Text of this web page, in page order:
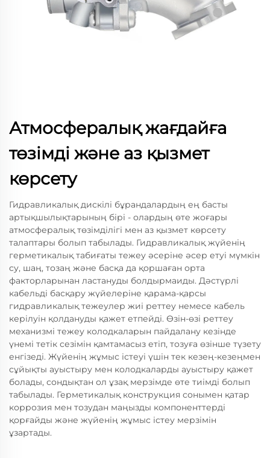
Атмосфералық жағдайға
төзімді және аз қызмет
көрсету
Гидравликалық дискілі бұрандалардың ең басты
артықшылықтарының бірі - олардың өте жоғары
атмосфералық төзімділігі мен аз қызмет көрсету
талаптары болып табылады. Гидравликалық жүйенің
герметикалық табиғаты тежеу әсеріне әсер етуі мүмкін
су, шаң, тозаң және басқа да қоршаған орта
факторларынан ластануды болдырмаиды. Дәстүрлі
кабельді басқару жүйелеріне қарама-қарсы
гидравликалық тежеулер жиі реттеу немесе кабель
керілуін қолдануды қажет етпейді. Өзін-өзі реттеу
механизмі тежеу колодкаларын пайдалану кезінде
үнемі тетік сезімін қамтамасыз етіп, тозуға өзінше түзету
енгізеді. Жүйенің жұмыс істеуі үшін тек кезең-кезеңмен
сұйықты ауыстыру мен колодкаларды ауыстыру қажет
болады, сондықтан ол ұзақ мерзімде өте тиімді болып
табылады. Герметикалық конструкция сонымен қатар
коррозия мен тозудан маңызды компоненттерді
қорғайды және жүйенің жұмыс істеу мерзімін
ұзартады.